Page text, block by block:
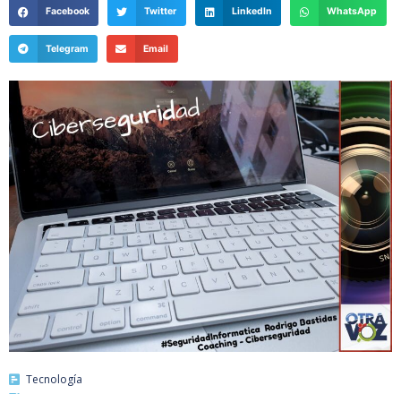
Facebook Twitter LinkedIn WhatsApp
Telegram Email
Tecnología